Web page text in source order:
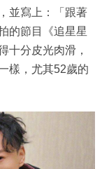
並寫上：「跟著
的節目《追星星
十分皮光肉滑，
樣，尤其52歲的